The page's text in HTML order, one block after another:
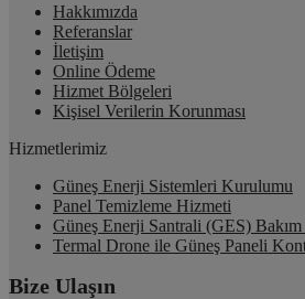
Hakkımızda
Referanslar
İletişim
Online Ödeme
Hizmet Bölgeleri
Kişisel Verilerin Korunması
Hizmetlerimiz
Güneş Enerji Sistemleri Kurulumu
Panel Temizleme Hizmeti
Güneş Enerji Santrali (GES)
Termal Drone ile Güneş Paneli
Bize Ulaşın